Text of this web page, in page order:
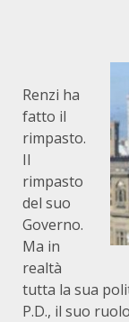
Renzi ha
fatto il
rimpasto.
Il
rimpasto
del suo
Governo.
Ma in
realtà
tutta la sua
P.D., il suo